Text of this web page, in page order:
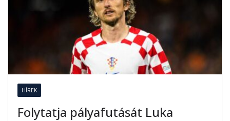
HÍREK
Folytatja pályafutását Luka